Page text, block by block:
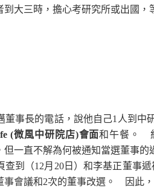
到大三時，擔心考研究所或出國
事長的電話，說他自己1人到中
(微風中研院店)會面和午餐。
一直不解為何被通知當選董事
查到（12月20日）和李基正董
事會議和2次的董事改選。 因此